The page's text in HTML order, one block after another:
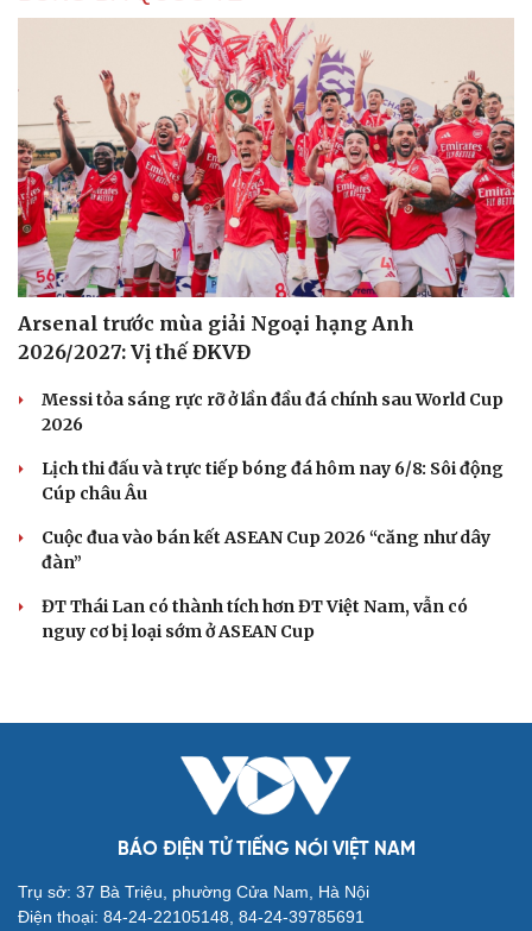
Arsenal trước mùa giải Ngoại hạng Anh
2026/2027: Vị thế ĐKVĐ
Messi tỏa sáng rực rỡ ở lần đầu đá chính sau World Cup
2026
Lịch thi đấu và trực tiếp bóng đá hôm nay 6/8: Sôi động
Cúp châu Âu
Cuộc đua vào bán kết ASEAN Cup 2026 “căng như dây
đàn”
ĐT Thái Lan có thành tích hơn ĐT Việt Nam, vẫn có
nguy cơ bị loại sớm ở ASEAN Cup
BÁO ĐIỆN TỬ TIẾNG NÓI VIỆT NAM
Trụ sở: 37 Bà Triệu, phường Cửa Nam, Hà Nội
Điện thoại: 84-24-22105148, 84-24-39785691